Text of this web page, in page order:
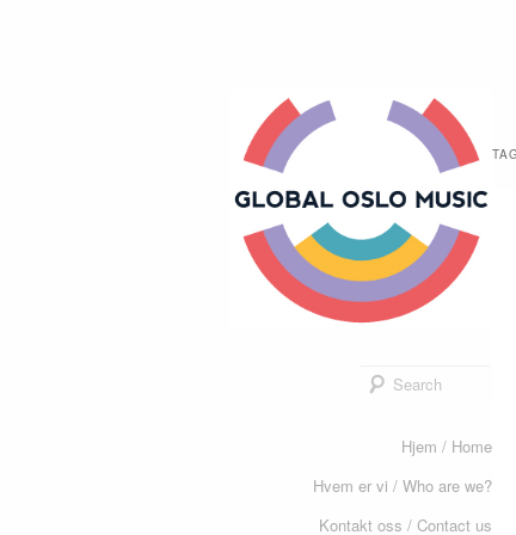
Global
Oslo
Music
Hjem / Home
Hvem er vi / Who are we?
Kontakt oss / Contact us